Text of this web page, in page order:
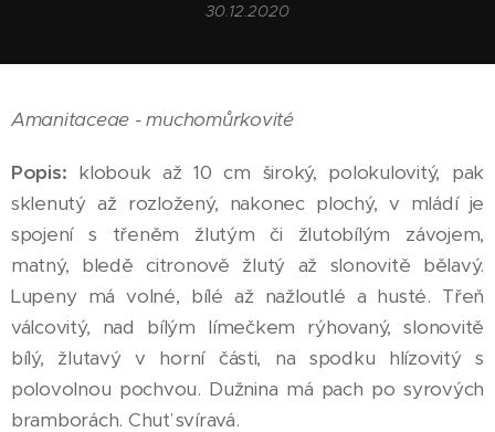
30.12.2020
Amanitaceae - muchomůrkovité
Popis: klobouk až 10 cm široký, polokulovitý, pak
sklenutý až rozložený, nakonec plochý, v mládí je
spojení s třeněm žlutým či žlutobílým závojem,
matný, bledě citronově žlutý až slonovitě bělavý.
Lupeny má volné, bílé až nažloutlé a husté. Třeň
válcovitý, nad bílým límečkem rýhovaný, slonovitě
bílý, žlutavý v horní části, na spodku hlízovitý s
polovolnou pochvou. Dužnina má pach po syrových
bramborách. Chuť svíravá.